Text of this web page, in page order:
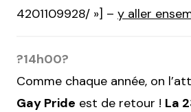
4201109928/ »] – y aller
?14h00?
Comme chaque année, on
Gay Pride est de retour ! La